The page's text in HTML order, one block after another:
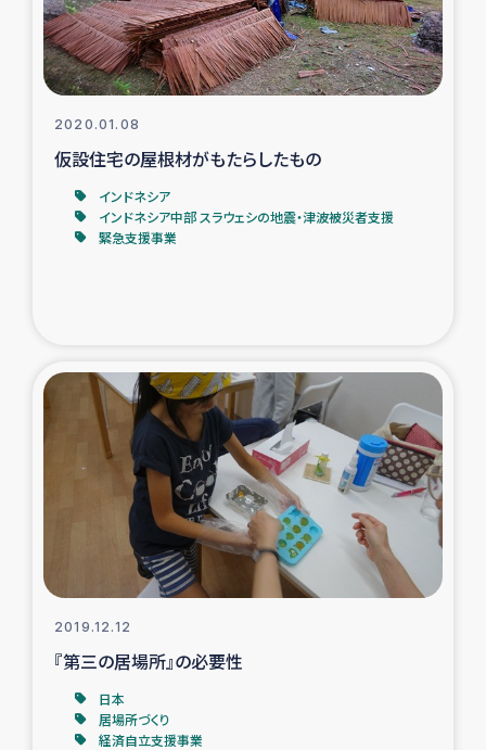
漁民によるマングローブ植林活動
レバノンでのシリア難民への食糧・越冬支援
レバノンにおける緊急支援
レバノンでのシリア難民への教育支援事業
神原ゼミxパルシック
石巻市街地在宅被災者支援
復興応援隊の活動
仮設住宅生活支援・農業復興支援
インターン・ボランティア日誌
2020.01.08
仮設住宅の屋根材がもたらしたもの
インドネシア
インドネシア中部 スラウェシの地震・津波被災者支援
緊急支援事業
2019.12.12
『第三の居場所』の必要性
日本
居場所づくり
経済自立支援事業